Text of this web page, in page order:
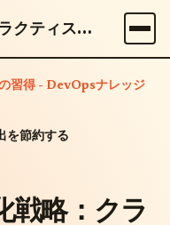
DevOpsツールとベストプラクティスの習得 - DevOpsナレッジハブ
習得 - DevOpsナレッジ
を節約する
戦略：クラ